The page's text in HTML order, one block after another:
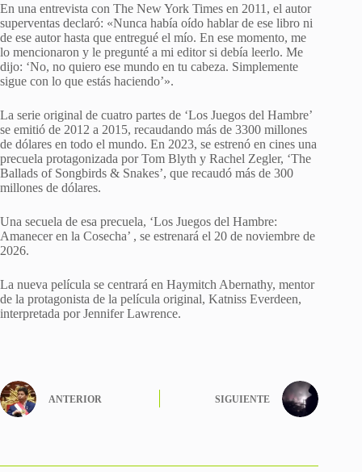
En una entrevista con The New York Times en 2011, el autor
superventas declaró: «Nunca había oído hablar de ese libro ni
de ese autor hasta que entregué el mío. En ese momento, me
lo mencionaron y le pregunté a mi editor si debía leerlo. Me
dijo: ‘No, no quiero ese mundo en tu cabeza. Simplemente
sigue con lo que estás haciendo’».
La serie original de cuatro partes de ‘Los Juegos del Hambre’
se emitió de 2012 a 2015, recaudando más de 3300 millones
de dólares en todo el mundo. En 2023, se estrenó en cines una
precuela protagonizada por Tom Blyth y Rachel Zegler, ‘The
Ballads of Songbirds & Snakes’, que recaudó más de 300
millones de dólares.
Una secuela de esa precuela, ‘Los Juegos del Hambre:
Amanecer en la Cosecha’ , se estrenará el 20 de noviembre de
2026.
La nueva película se centrará en Haymitch Abernathy, mentor
de la protagonista de la película original, Katniss Everdeen,
interpretada por Jennifer Lawrence.
ANTERIOR SIGUIENTE